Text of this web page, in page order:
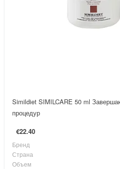
Simildiet SIMILCARE 50 ml
процедур
€22.40
Бренд
Страна
Объем